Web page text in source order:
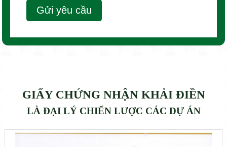
Gửi yêu cầu
GIẤY CHỨNG NHẬN KHẢI ĐIỀN
LÀ ĐẠI LÝ CHIẾN LƯỢC CÁC DỰ ÁN